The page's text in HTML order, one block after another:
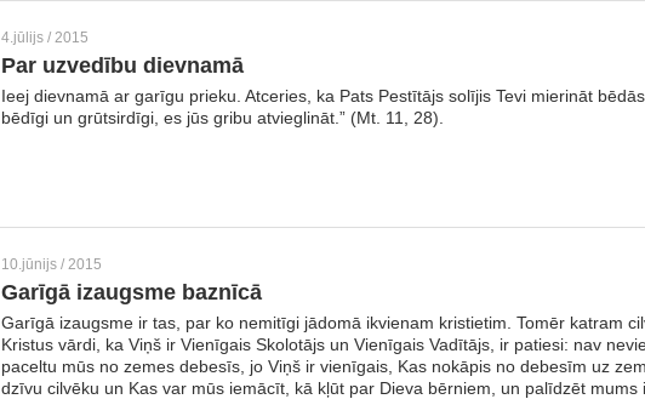
4.jūlijs / 2015
Par uzvedību dievnamā
Ieej dievnamā ar garīgu prieku. Atceries, ka Pats Pestītājs solījis Tevi mierināt
bēdīgi un grūtsirdīgi, es jūs gribu atvieglināt.” (Mt. 11, 28).
10.jūnijs / 2015
Garīgā izaugsme baznīcā
Garīgā izaugsme ir tas, par ko nemitīgi jādomā ikvienam kristietim. Tomēr katram
Kristus vārdi, ka Viņš ir Vienīgais Skolotājs un Vienīgais Vadītājs, ir patiesi: nav
paceltu mūs no zemes debesīs, jo Viņš ir vienīgais, Kas nokāpis no debesīm uz
dzīvu cilvēku un Kas var mūs iemācīt, kā kļūt par Dieva bērniem, un palīdzēt mums